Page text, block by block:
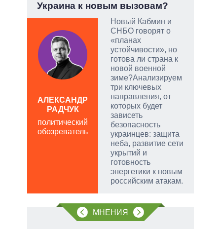
Украина к новым вызовам?
Новый Кабмин и
СНБО говорят о
«планах
устойчивости», но
готова ли страна к
новой военной
зиме?Анализируем
три ключевых
направления, от
которых будет
зависеть
безопасность
украинцев: защита
неба, развитие сети
укрытий и
готовность
энергетики к новым
российским атакам.
АЛЕКСАНДР
РАДЧУК
политический
обозреватель
МНЕНИЯ